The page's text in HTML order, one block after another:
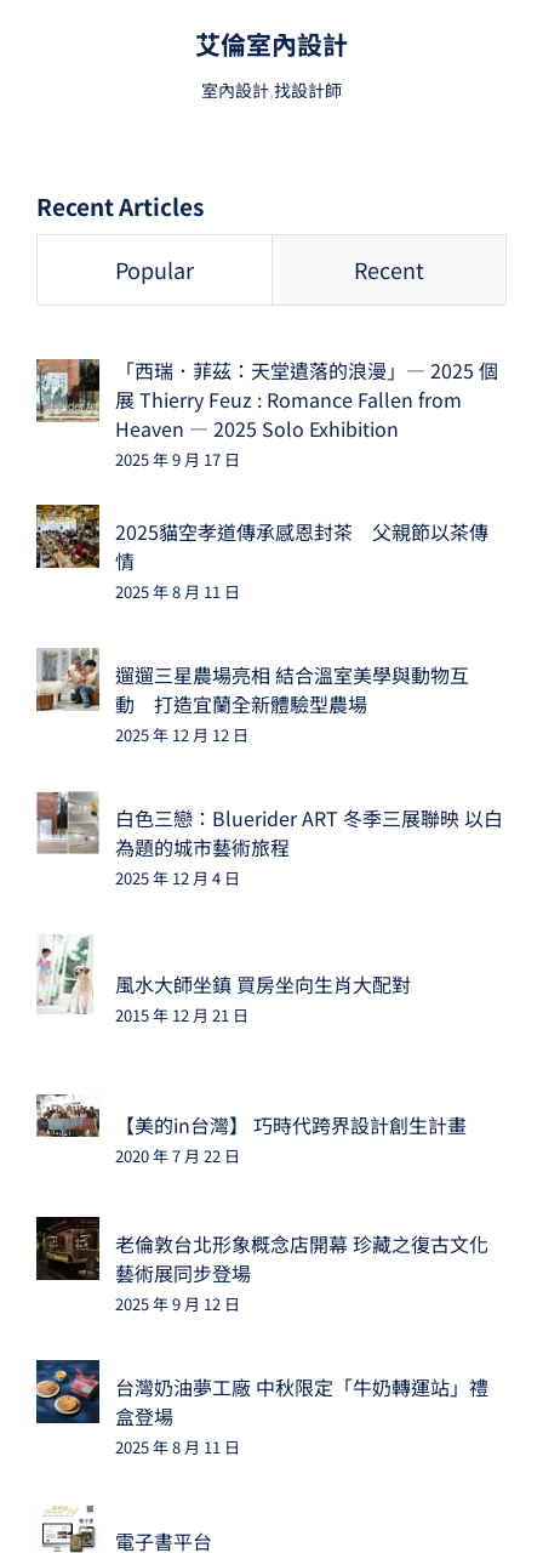
艾倫室內設計
室內設計,找設計師
Recent Articles
Popular Recent
「西瑞．菲茲：天堂遺落的浪漫」— 2025 個
展 Thierry Feuz : Romance Fallen from
Heaven — 2025 Solo Exhibition
2025 年 9 月 17 日
2025貓空孝道傳承感恩封茶 父親節以茶傳
情
2025 年 8 月 11 日
遛遛三星農場亮相 結合溫室美學與動物互
動 打造宜蘭全新體驗型農場
2025 年 12 月 12 日
白色三戀：Bluerider ART 冬季三展聯映 以白
為題的城市藝術旅程
2025 年 12 月 4 日
風水大師坐鎮 買房坐向生肖大配對
2015 年 12 月 21 日
【美的in台灣】 巧時代跨界設計創生計畫
2020 年 7 月 22 日
老倫敦台北形象概念店開幕 珍藏之復古文化
藝術展同步登場
2025 年 9 月 12 日
台灣奶油夢工廠 中秋限定「牛奶轉運站」禮
盒登場
2025 年 8 月 11 日
電子書平台